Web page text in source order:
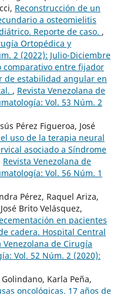
Reconstrucción de un
a osteomielitis
Reporte de caso. ,
Ortopédica y
2 (2022): Julio-Diciembre
comparativo entre fijador
de estabilidad angular en
, Revista Venezolana de
Vol. 53 Núm. 2
Pérez Figueroa, José
uso de la terapia neural
asociado a Síndrome
Revista Venezolana de
Vol. 56 Núm. 1
Pérez, Raquel Ariza,
Brito Velásquez,
en pacientes
cadera. Hospital Central
Venezolana de Cirugía
Vol. 52 Núm. 2 (2020):
Karla Peña,
oncológicas. 17 años de